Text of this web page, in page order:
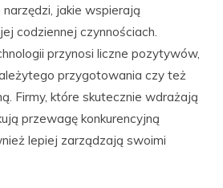
jakie wspierają
codziennej czynnościach.
przynosi liczne pozytywów,
przygotowania czy też
Firmy, które skutecznie wdrażają
przewagę konkurencyjną
lepiej zarządzają swoimi